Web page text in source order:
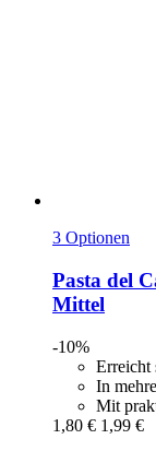
3 Optionen
Pasta del
Mittel
-10%
Erreicht
In
Mit
1,80 € 1,99 €